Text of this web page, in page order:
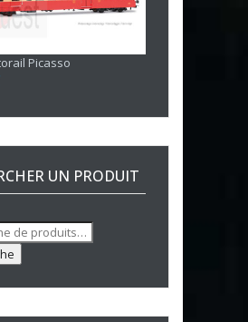
Picasso
UN PRODUIT